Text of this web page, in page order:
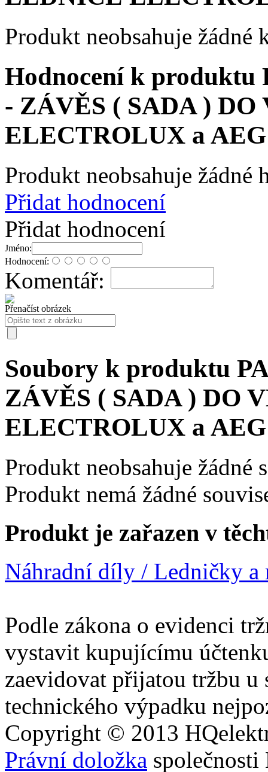
Produkt neobsahuje žádné
Hodnocení k
- ZÁVĚS ( SADA )
ELECTROLUX a AEG
Produkt neobsahuje žádné
Přidat hodnocení
Přidat hodnocení
Jméno:
Hodnocení:
Komentář:
Přenačíst obrázek
Soubory k produktu
ZÁVĚS ( SADA ) DO
ELECTROLUX a AEG
Produkt neobsahuje žádné
Produkt nemá žádné
Produkt je zařazen v
Náhradní díly / Ledničky a
Podle zákona o evidenci
vystavit kupujícímu
zaevidovat přijatou tržbu u
technického výpadku
Copyright © 2013 HQ
Právní doložka